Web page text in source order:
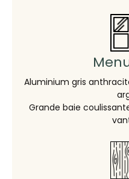
Aluminium gris
Grande baie